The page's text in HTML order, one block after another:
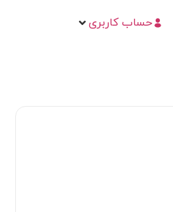
حساب کاربری